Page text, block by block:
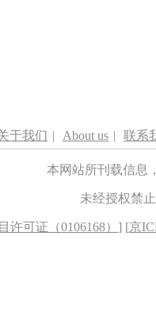
于我们 | About us | 联系
本网站所刊载信息
未经授权禁
许可证（0106168） ] [京